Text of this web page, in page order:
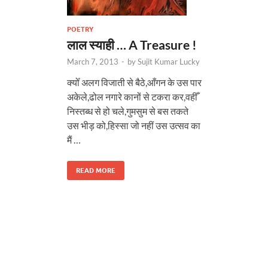
POETRY
लाल स्याही … A Treasure !
March 7, 2013 - bySujit Kumar Lucky
क्योँ अलग विजाती से बैठे,आँगन के उस पार
अकेले,ढोल नगारे कानों से टकरा कर,वहीँ
निस्तब्ध से हो चले,गुमसुम से बस तकते
उस भीड़ को,हिस्सा जो नहीं उस उत्सव का
मैं …
READ MORE